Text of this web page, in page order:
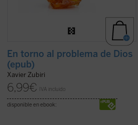
En torno al problema de Dios
(epub)
Xavier Zubiri
6,99€ IVA incluido
disponible en ebook: